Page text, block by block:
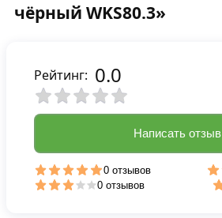
чёрный WKS80.3»
Рейтинг: 0.0
Написать отзыв
0 отзывов
0 отзывов